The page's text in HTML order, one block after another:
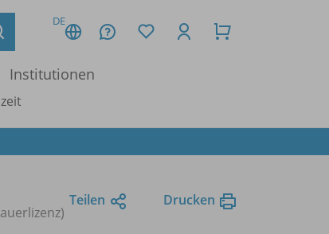
DE
Institutionen
Teilen Drucken